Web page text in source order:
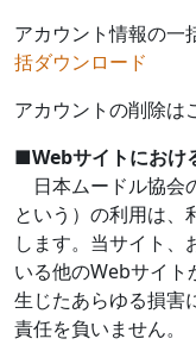
アカウント情報の一
括ダウンロード
アカウントの削除は
■Webサイトにおけ
日本ムードル協会
という）の利用は、
します。当サイト、
いる他のWebサイト
生じたあらゆる損害
責任を負いません。